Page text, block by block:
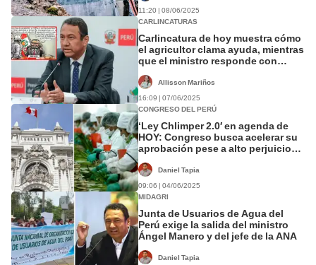
11:20 | 08/06/2025
CARLINCATURAS
Carlincatura de hoy muestra cómo
el agricultor clama ayuda, mientras
que el ministro responde con
Allisson Mariños
16:09 | 07/06/2025
CONGRESO DEL PERÚ
‘Ley Chlimper 2.0′ en agenda de
HOY: Congreso busca acelerar su
aprobación pese a alto perjuicio
Daniel Tapia
09:06 | 04/06/2025
MIDAGRI
Junta de Usuarios de Agua del
Perú exige la salida del ministro
Ángel Manero y del jefe de la ANA
Daniel Tapia